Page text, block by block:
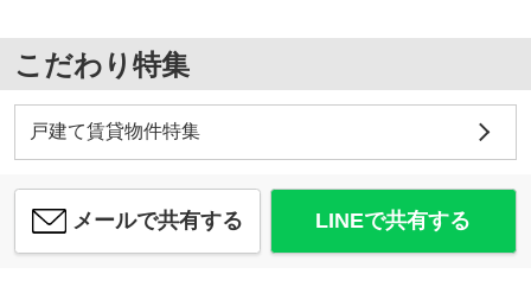
こだわり特集
戸建て賃貸物件特集
メールで共有する LINEで共有する